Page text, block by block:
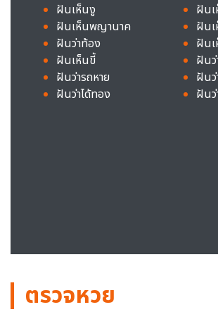
ฝันเห็นงู
ฝันเห็นพญานาค
ฝันว่าท้อง
ฝันเห็นขี้
ฝันว่ารถหาย
ฝันว่าได้ทอง
ฝัน
ฝัน
ฝัน
ฝัน
ฝัน
ฝัน
ตรวจหวย